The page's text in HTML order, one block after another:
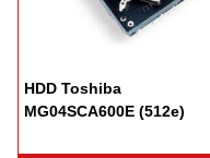
HDD Toshiba
MG04SCA600E (512e)